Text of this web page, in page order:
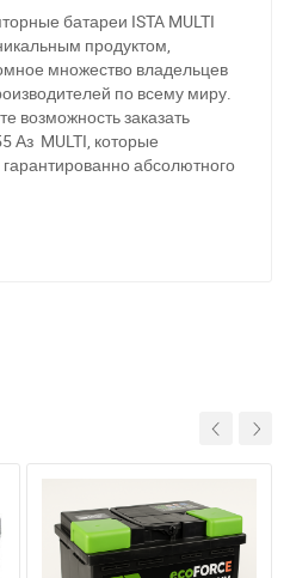
батареи ISTA MULTI
продуктом,
множество владельцев
по всему миру.
заказать
Аз MULTI, которые
абсолютного